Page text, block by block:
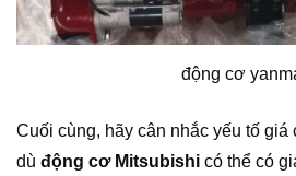
động cơ
Cuối cùng, hãy cân nhắc yếu tố giá
dù động cơ Mitsubishi có thể có